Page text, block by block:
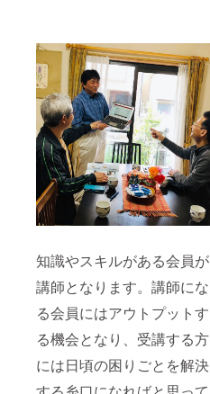
知識やスキルがある会員が
講師となります。講師にな
る会員にはアウトプットす
る機会となり、受講する方
には日頃の困りごとを解決